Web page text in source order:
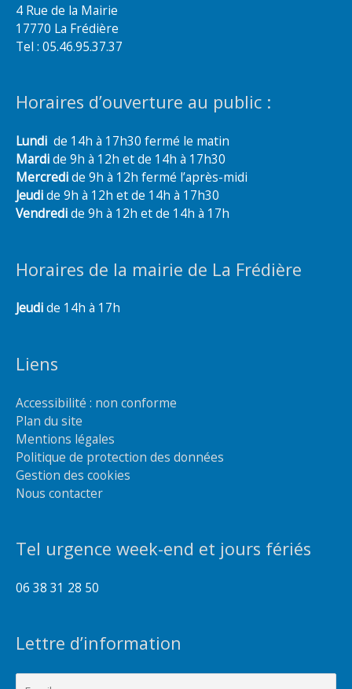
4 Rue de la Mairie
17770 La Frédière
Tel : 05.46.95.37.37
Horaires d’ouverture au public :
Lundi de 14h à 17h30 fermé le matin
Mardide 9h à 12h et de 14h à 17h30
Mercredide 9h à 12h fermé l’après-midi
Jeudide 9h à 12h et de 14h à 17h30
Vendredide 9h à 12h et de 14h à 17h
Horaires de la mairie de La Frédière
Jeudide 14h à 17h
Liens
Accessibilité : non conforme
Plan du site
Mentions légales
Politique de protection des données
Gestion des cookies
Nous contacter
Tel urgence week-end et jours fériés
06 38 31 28 50
Lettre d’information